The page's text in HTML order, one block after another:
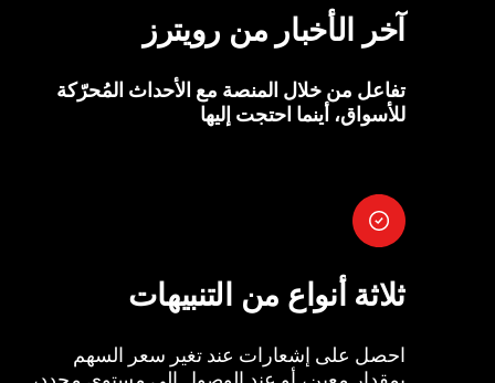
آخر الأخبار من رويترز
تفاعل من خلال المنصة مع الأحداث المُحرّكة
للأسواق، أينما احتجت إليها
ثلاثة أنواع من التنبيهات
احصل على إشعارات عند تغير سعر السهم